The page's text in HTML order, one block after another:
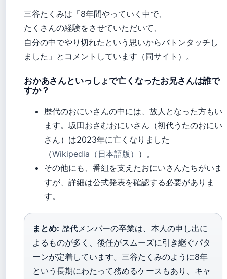
三谷たくみは「8年間やっていく中で、
たくさんの経験をさせていただいて、
自分の中でやり切れたという思いからバトンタッチし
ました」とコメントしています（同サイト）。
おかあさんといっしょで亡くなったお兄さんは誰で
すか？
歴代のおにいさんの中には、故人となった方もい
ます。坂田おさむおにいさん（初代うたのおにい
さん）は2023年に亡くなりました
（Wikipedia（日本語版） ）。
その他にも、番組を支えたおにいさんたちがいま
すが、詳細は公式発表を確認する必要がありま
す。
まとめ: 歴代メンバーの卒業は、本人の申し出に
よるものが多く、後任がスムーズに引き継ぐパタ
ーンが定着しています。三谷たくみのように8年
という長期にわたって務めるケースもあり、キャ